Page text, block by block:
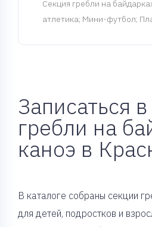
Cекция гребли на
атлетика; Мини-футбол;
Записаться
гребли на
каноэ в
В каталоге собраны секции
для детей, подростков и